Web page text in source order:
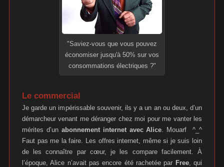
"Saviez-vous que vous pouvez
économiser jusqu'à 50% sur vos
consommations électriques ?"
Le commercial
Je garde un impérissable souvenir, ils y a un an ou deux, d’un
démarcheur venant me déranger chez moi pour me vanter les
mérites d’un abonnement internet avec Alice. Mouarf ^_^
Faut pas me la faire. Les offres internet, même si je suis loin
de les connaître par cœur, je les compare facilement. À
l’époque, Alice n’avait pas encore été rachetée par Free, qui